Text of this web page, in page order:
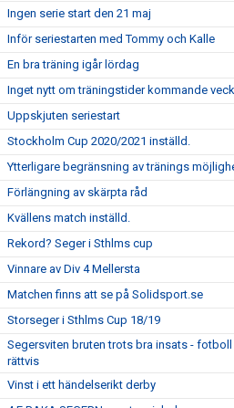
Ingen serie start den 21 maj
Inför seriestarten med Tommy och Kalle
En bra träning igår lördag
Inget nytt om träningstider kommande
Uppskjuten seriestart
Stockholm Cup 2020/2021 inställd.
Ytterligare begränsning av tränings
Förlängning av skärpta råd
Kvällens match inställd.
Rekord? Seger i Sthlms cup
Vinnare av Div 4 Mellersta
Matchen finns att se på Solidsport.se
Storseger i Sthlms Cup 18/19
Segersviten bruten trots bra insats - fotboll
rättvis
Vinst i ett händelserikt derby